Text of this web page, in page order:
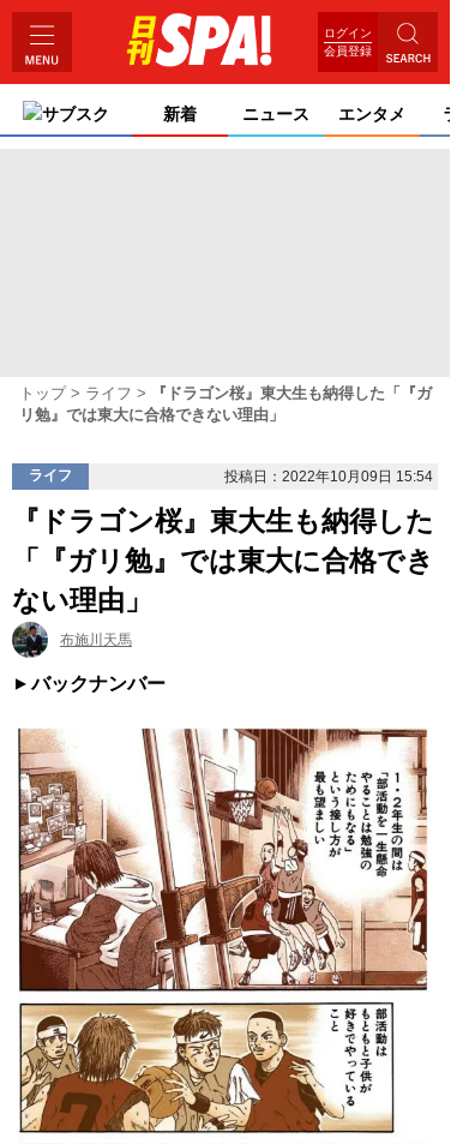
ログイン
会員登録
サブスク 新着 ニュース エンタメ ライ
トップ ライフ
『ドラゴン桜』東大生も納得した「『ガ
リ勉』では東大に合格できない理由」
ライフ 投稿日：2022年10月09日 15:54
『ドラゴン桜』東大生も納得した
「『ガリ勉』では東大に合格でき
ない理由」
布施川天馬
バックナンバー